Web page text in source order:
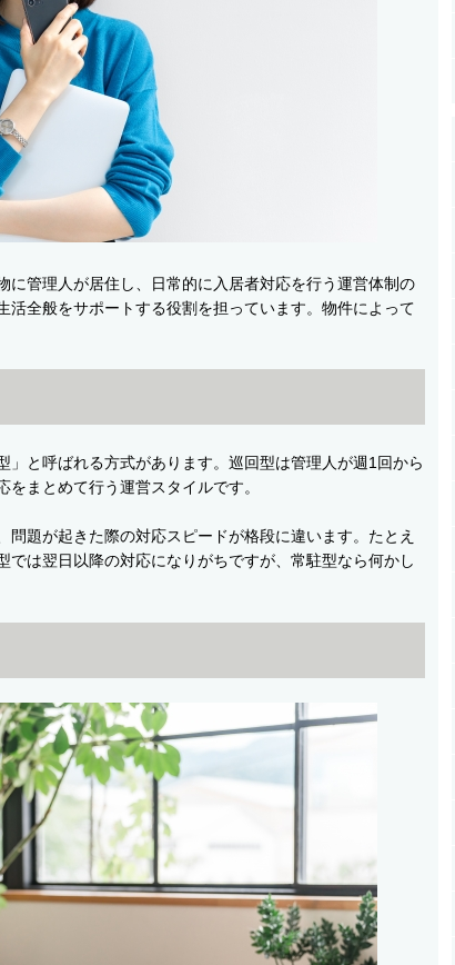
管理人が居住し、日常的に入居者対応を行う運営体制の
全般をサポートする役割を担っています。物件によって
と呼ばれる方式があります。巡回型は管理人が週1回から
まとめて行う運営スタイルです。
題が起きた際の対応スピードが格段に違います。たとえ
は翌日以降の対応になりがちですが、常駐型なら何かし